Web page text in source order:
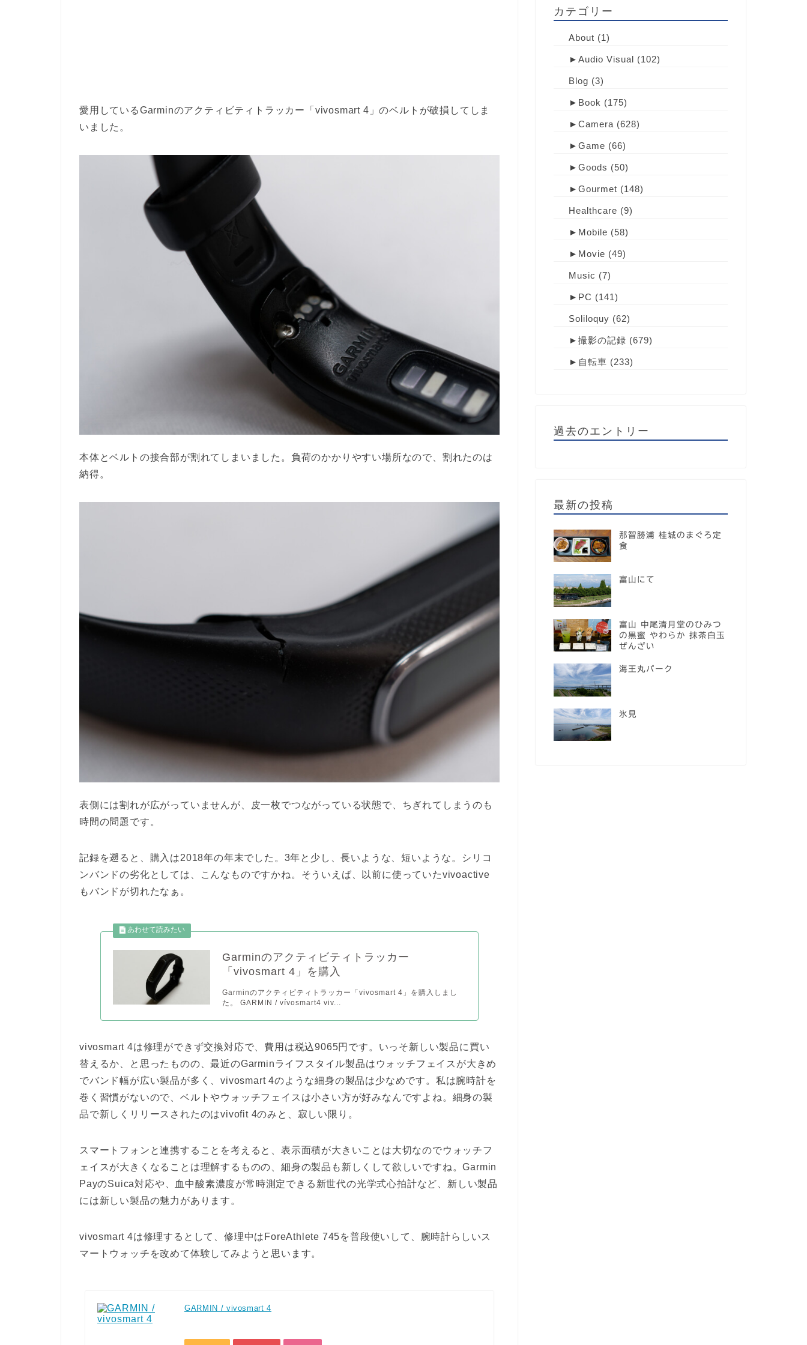
愛用しているGarminのアクティビティトラッカー「vivosmart 4」のベルトが破損してしま
いました。
本体とベルトの接合部が割れてしまいました。負荷のかかりやすい場所なので、割れたのは
納得。
表側には割れが広がっていませんが、皮一枚でつながっている状態で、ちぎれてしまうのも
時間の問題です。
記録を遡ると、購入は2018年の年末でした。3年と少し、長いような、短いような。シリコ
ンバンドの劣化としては、こんなものですかね。そういえば、以前に使っていたvivoactive
もバンドが切れたなぁ。
Garminのアクティビティトラッカー
「vivosmart 4」を購入
Garminのアクティビティトラッカー「vivosmart 4」を購入しまし
た。 GARMIN / vívosmart4 viv...
vivosmart 4は修理ができず交換対応で、費用は税込9065円です。いっそ新しい製品に買い
替えるか、と思ったものの、最近のGarminライフスタイル製品はウォッチフェイスが大きめ
でバンド幅が広い製品が多く、vivosmart 4のような細身の製品は少なめです。私は腕時計を
巻く習慣がないので、ベルトやウォッチフェイスは小さい方が好みなんですよね。細身の製
品で新しくリリースされたのはvivofit 4のみと、寂しい限り。
スマートフォンと連携することを考えると、表示面積が大きいことは大切なのでウォッチフ
ェイスが大きくなることは理解するものの、細身の製品も新しくして欲しいですね。Garmin
PayのSuica対応や、血中酸素濃度が常時測定できる新世代の光学式心拍計など、新しい製品
には新しい製品の魅力があります。
vivosmart 4は修理するとして、修理中はForeAthlete 745を普段使いして、腕時計らしいス
マートウォッチを改めて体験してみようと思います。
GARMIN / vivosmart 4
カテゴリー
About (1)
► Audio Visual (102)
Blog (3)
► Book (175)
► Camera (628)
► Game (66)
► Goods (50)
► Gourmet (148)
Healthcare (9)
► Mobile (58)
► Movie (49)
Music (7)
► PC (141)
Soliloquy (62)
► 撮影の記録 (679)
► 自転車 (233)
過去のエントリー
最新の投稿
那智勝浦 桂城のまぐろ定
食
富山にて
富山 中尾清月堂のひみつ
の黒蜜 やわらか 抹茶白玉
ぜんざい
海王丸パーク
氷見